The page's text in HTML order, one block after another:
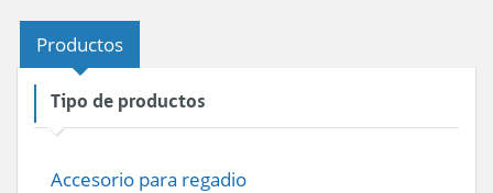
Productos
Tipo de productos
Accesorio para regadio